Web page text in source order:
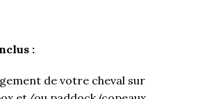
:
de votre cheval sur